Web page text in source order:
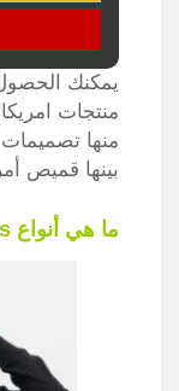
يمكنك
منتجات
منها
بينها قميص
ما هي أنواع american eagle hoodie mens؟